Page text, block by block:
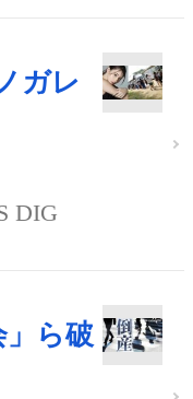
ガレ
DIG
」ら破